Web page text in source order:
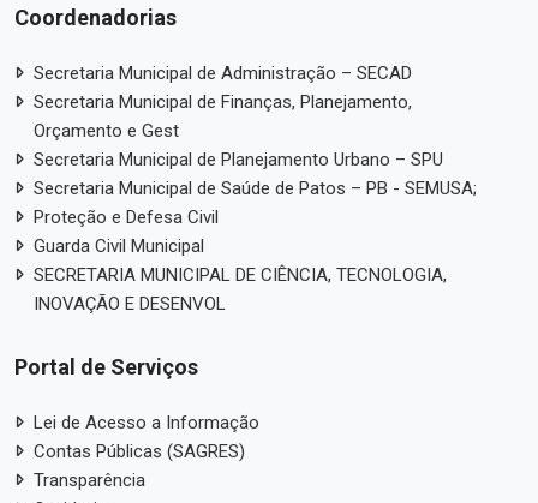
Coordenadorias
Secretaria Municipal de Administração – SECAD
Secretaria Municipal de Finanças, Planejamento,
Orçamento e Gest
Secretaria Municipal de Planejamento Urbano – SPU
Secretaria Municipal de Saúde de Patos – PB - SEMUSA;
Proteção e Defesa Civil
Guarda Civil Municipal
SECRETARIA MUNICIPAL DE CIÊNCIA, TECNOLOGIA,
INOVAÇÃO E DESENVOL
Portal de Serviços
Lei de Acesso a Informação
Contas Públicas (SAGRES)
Transparência